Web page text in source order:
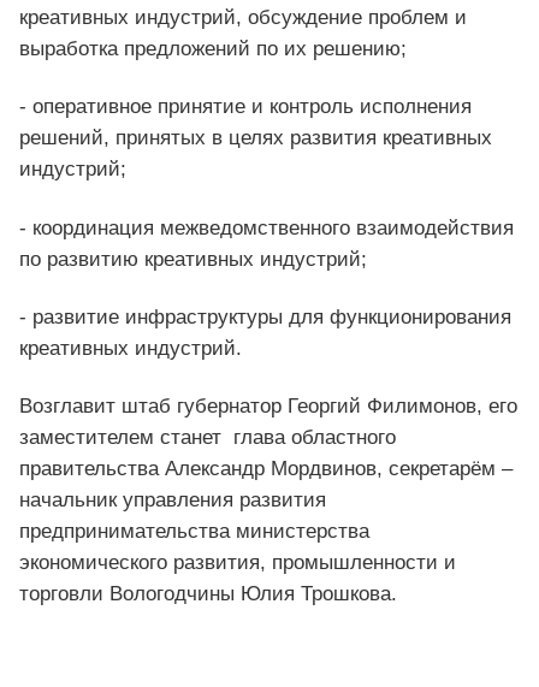
креативных индустрий, обсуждение проблем и
выработка предложений по их решению;
- оперативное принятие и контроль исполнения
решений, принятых в целях развития креативных
индустрий;
- координация межведомственного взаимодействия
по развитию креативных индустрий;
- развитие инфраструктуры для функционирования
креативных индустрий.
Возглавит штаб губернатор Георгий Филимонов, его
заместителем станет глава областного
правительства Александр Мордвинов, секретарём –
начальник управления развития
предпринимательства министерства
экономического развития, промышленности и
торговли Вологодчины Юлия Трошкова.